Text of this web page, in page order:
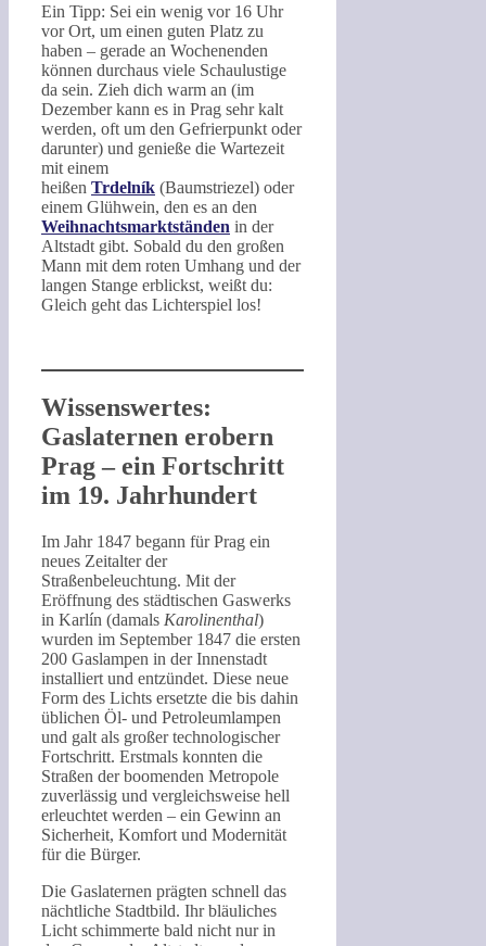
Ein Tipp: Sei ein wenig vor 16 Uhr
vor Ort, um einen guten Platz zu
haben – gerade an Wochenenden
können durchaus viele Schaulustige
da sein. Zieh dich warm an (im
Dezember kann es in Prag sehr kalt
werden, oft um den Gefrierpunkt oder
darunter) und genieße die Wartezeit
mit einem
heißen Trdelník (Baumstriezel) oder
einem Glühwein, den es an den
Weihnachtsmarktständen in der
Altstadt gibt. Sobald du den großen
Mann mit dem roten Umhang und der
langen Stange erblickst, weißt du:
Gleich geht das Lichterspiel los!
Wissenswertes:
Gaslaternen erobern
Prag – ein Fortschritt
im 19. Jahrhundert
Im Jahr 1847 begann für Prag ein
neues Zeitalter der
Straßenbeleuchtung. Mit der
Eröffnung des städtischen Gaswerks
in Karlín (damals Karolinenthal)
wurden im September 1847 die ersten
200 Gaslampen in der Innenstadt
installiert und entzündet. Diese neue
Form des Lichts ersetzte die bis dahin
üblichen Öl- und Petroleumlampen
und galt als großer technologischer
Fortschritt. Erstmals konnten die
Straßen der boomenden Metropole
zuverlässig und vergleichsweise hell
erleuchtet werden – ein Gewinn an
Sicherheit, Komfort und Modernität
für die Bürger.
Die Gaslaternen prägten schnell das
nächtliche Stadtbild. Ihr bläuliches
Licht schimmerte bald nicht nur in